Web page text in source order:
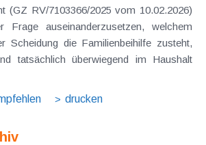
(GZ RV/7103366/2025 vom 10.02.2026)
auseinanderzusetzen, welchem
Scheidung die Familienbeihilfe zusteht,
tatsächlich überwiegend im Haushalt
drucken